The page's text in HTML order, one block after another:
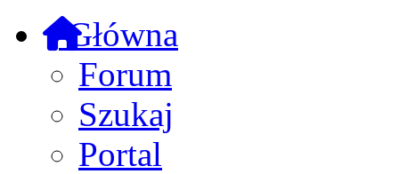
Główna
Forum
Szukaj
Portal